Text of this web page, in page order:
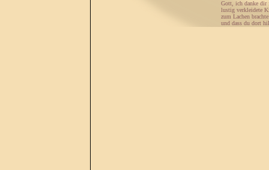
Gott, ich danke dir
lustig verkleidete
zum Lachen
und dass du dort